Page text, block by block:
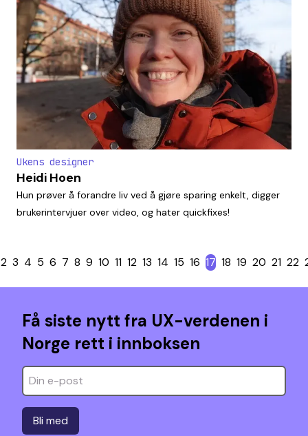
Ukens designer
Heidi Hoen
Hun prøver å forandre liv ved å gjøre sparing enkelt, digger
brukerintervjuer over video, og hater quickfixes!
2 3 4 5 6 7 8 9 10 11 12 13 14 15 16 17 18 19 20 21 22
Få siste nytt fra UX-verdenen i
Norge rett i innboksen
Bli med